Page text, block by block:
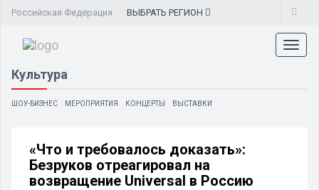
Российская Федерация ВЫБРАТЬ РЕГИОН
Культура
ШОУ-БИЗНЕС МЕРОПРИЯТИЯ КОНЦЕРТЫ ВЫСТАВКИ
«Что и требовалось доказать»:
Безруков отреагировал на
возвращение Universal в Россию